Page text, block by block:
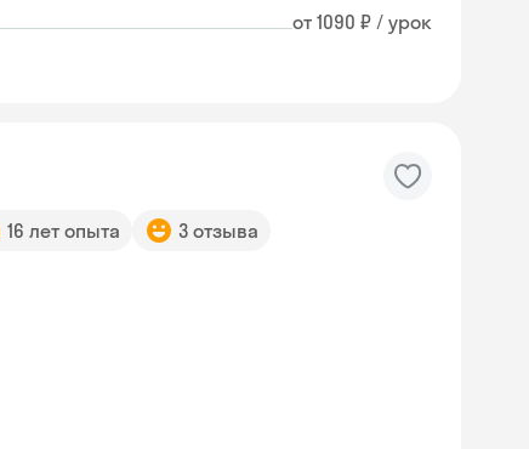
от 1090 ₽ / урок
16 лет опыта 3 отзыва